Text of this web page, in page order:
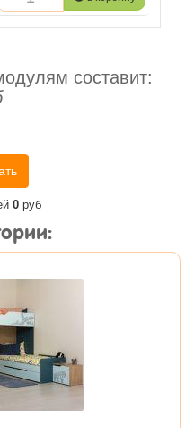
составит:
0 руб